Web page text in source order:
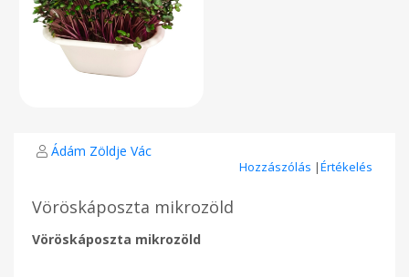
Ádám Zöldje Vác
Hozzászólás |Értékelés
Vöröskáposzta mikrozöld
Vöröskáposzta mikrozöld